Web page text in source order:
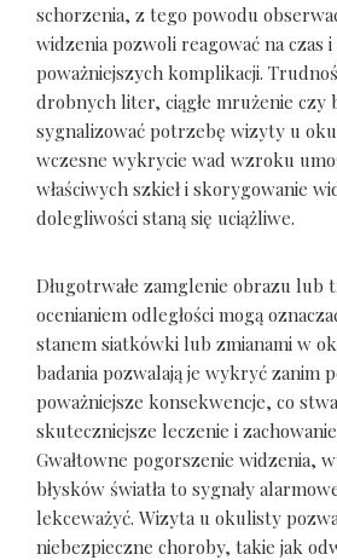
schorzenia, z tego powodu
widzenia pozwoli reagować na czas
poważniejszych komplikacji.
drobnych liter, ciągłe mrużenie czy
sygnalizować potrzebę wizyty u
wczesne wykrycie wad wzroku
właściwych szkieł i skorygowanie
dolegliwości staną się uciążliwe.
Długotrwałe zamglenie obrazu lub
ocenianiem odległości mogą
stanem siatkówki lub zmianami w
badania pozwalają je wykryć zanim
poważniejsze konsekwencje, co
skuteczniejsze leczenie i
Gwałtowne pogorszenie widzenia,
błysków światła to sygnały
lekceważyć. Wizyta u okulisty
niebezpieczne choroby, takie jak